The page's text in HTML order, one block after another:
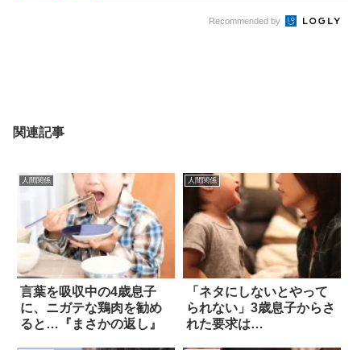
Recommended by
関連記事
人間関係
言葉を吸収中の4歳息子
に、ニガテな鶏肉を勧め
ると…『まさかの返し』
人間関係
「ネタにしないとやって
られない」3歳息子からさ
れた要求は…